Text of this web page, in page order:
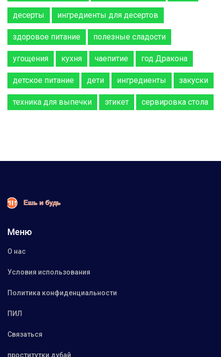
десерты ингредиенты для десертов
здоровое питание полезные сладости
угощения кухня чаепитие год Дракона
детское питание дети ингредиенты закуски
техника для выпечки этикет сервировка стола
Меню
О нас
Условия использования
Политика конфиденциальности
ПИЛ
Связаться
проститутки дубай